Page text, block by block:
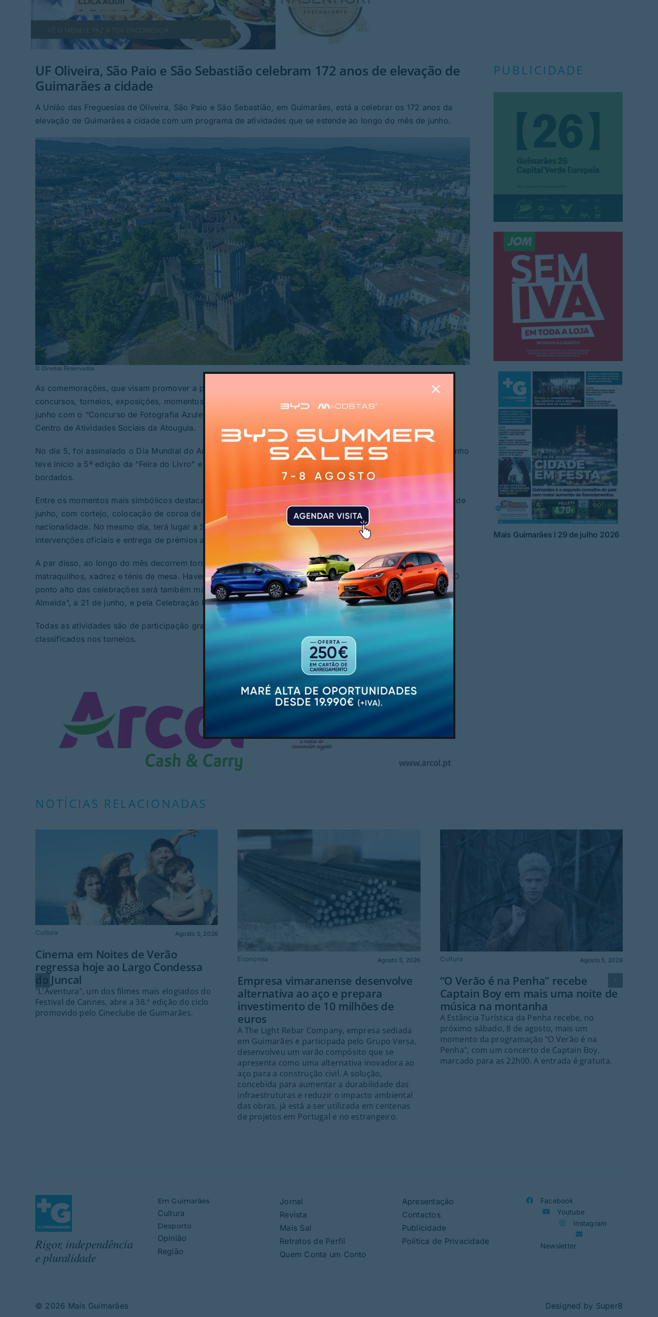
UF Oliveira, São Paio e São Sebastião celebram 172 anos de elevação de
Guimarães a cidade
A União das Freguesias de Oliveira, São Paio e São Sebastião, em Guimarães, está a celebrar os 172 anos da
elevação de Guimarães a cidade com um programa de atividades que se estende ao longo do mês de junho.
© Direitos Reservados
As comemorações, que visam promover a participação da comunidade e valorizar a história local, incluem
concursos, torneios, exposições, momentos solenes e iniciativas culturais. O programa arrancou no dia 1 de
junho com o “Concurso de Fotografia Azulejos” e uma festa infantil integrada no Dia Mundial da Criança, no
Centro de Atividades Sociais da Atouguia.
No dia 5, foi assinalado o Dia Mundial do Ambiente com uma ação de limpeza do Rio de Couros. Já a 6 de junho
teve início a 5ª edição da “Feira do Livro” e realizaram-se ainda torneios de bilhar e uma exposição de
bordados.
Entre os momentos mais simbólicos destaca-se a homenagem a D. Afonso Henriques, marcada para o dia 22 de
junho, com cortejo, colocação de coroa de flores e intervenções musicais junto à estátua do fundador da
nacionalidade. No mesmo dia, terá lugar a Sessão Solene da celebração, às 21h30, com hino nacional,
intervenções oficiais e entrega de prémios aos vencedores dos concursos promovidos.
A par disso, ao longo do mês decorrem torneios de jogos tradicionais como damas, sueca, dominó,
matraquilhos, xadrez e ténis de mesa. Haverá ainda exposições, apresentações literárias e atividades sénior. O
ponto alto das celebrações será também marcado pela inauguração da Mostra de Montras “Dr. Eduardo
Almeida”, a 21 de junho, e pela Celebração Eucarística na Igreja de São Domingos, a 22.
Todas as atividades são de participação gratuita e abertas à população, com prémios para os três primeiros
classificados nos torneios.
PUBLICIDADE
Mais Guimarães I 29 de julho 2026
NOTÍCIAS RELACIONADAS
Cultura Agosto 5, 2026
Cinema em Noites de Verão
regressa hoje ao Largo Condessa
do Juncal
"L'Aventura", um dos filmes mais elogiados do
Festival de Cannes, abre a 38.ª edição do ciclo
promovido pelo Cineclube de Guimarães.
Economia Agosto 5, 2026
Empresa vimaranense desenvolve
alternativa ao aço e prepara
investimento de 10 milhões de
euros
A The Light Rebar Company, empresa sediada
em Guimarães e participada pelo Grupo Versa,
desenvolveu um varão compósito que se
apresenta como uma alternativa inovadora ao
aço para a construção civil. A solução,
concebida para aumentar a durabilidade das
infraestruturas e reduzir o impacto ambiental
das obras, já está a ser utilizada em centenas
de projetos em Portugal e no estrangeiro.
Cultura Agosto 5, 2026
“O Verão é na Penha” recebe
Captain Boy em mais uma noite de
música na montanha
A Estância Turística da Penha recebe, no
próximo sábado, 8 de agosto, mais um
momento da programação "O Verão é na
Penha", com um concerto de Captain Boy,
marcado para as 22h00. A entrada é gratuita.
Rigor, independência
e pluralidade
Em Guimarães
Cultura
Desporto
Opinião
Região
Jornal
Revista
Mais Sal
Retratos de Perfil
Quem Conta um Conto
Apresentação
Contactos
Publicidade
Política de Privacidade
Facebook
Youtube
Instagram
Newsletter
© 2026 Mais Guimarães Designed by Super8